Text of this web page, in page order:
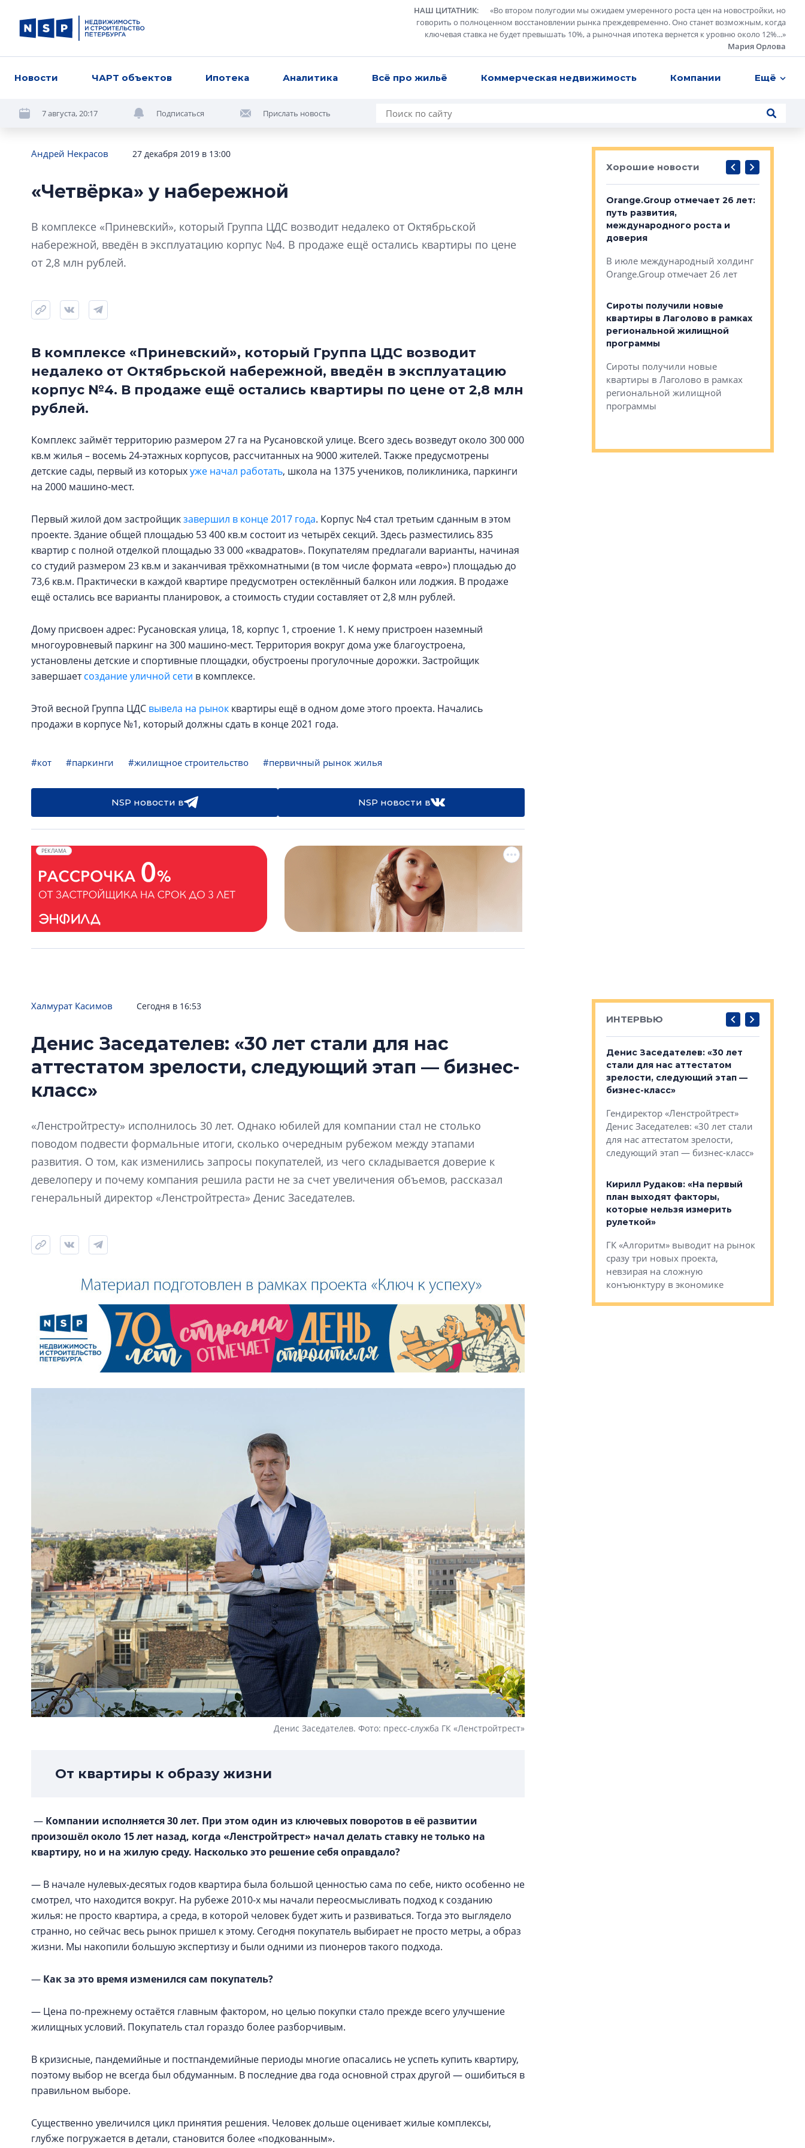
НАШ ЦИТАТНИК: «Во втором полугодии мы ожидаем умеренного роста цен на новостройки, но
говорить о полноценном восстановлении рынка преждевременно. Оно станет возможным, когда
ключевая ставка не будет превышать 10%, а рыночная ипотека вернется к уровню около 12%...»
Мария Орлова
Новости ЧАРТ объектов Ипотека Аналитика Всё про жильё Коммерческая недвижимость Компании Ещё
7 августа, 20:17 Подписаться Прислать новость
Андрей Некрасов 27 декабря 2019 в 13:00
«Четвёрка» у набережной
В комплексе «Приневский», который Группа ЦДС возводит недалеко от Октябрьской
набережной, введён в эксплуатацию корпус №4. В продаже ещё остались квартиры по цене
от 2,8 млн рублей.
В комплексе «Приневский», который Группа ЦДС возводит
недалеко от Октябрьской набережной, введён в эксплуатацию
корпус №4. В продаже ещё остались квартиры по цене от 2,8 млн
рублей.
Комплекс займёт территорию размером 27 га на Русановской улице. Всего здесь возведут около 300 000
кв.м жилья – восемь 24-этажных корпусов, рассчитанных на 9000 жителей. Также предусмотрены
детские сады, первый из которыхуже начал работать, школа на 1375 учеников, поликлиника, паркинги
на 2000 машино-мест.
Первый жилой дом застройщикзавершил в конце 2017 года. Корпус №4 стал третьим сданным в этом
проекте. Здание общей площадью 53 400 кв.м состоит из четырёх секций. Здесь разместились 835
квартир с полной отделкой площадью 33 000 «квадратов». Покупателям предлагали варианты, начиная
со студий размером 23 кв.м и заканчивая трёхкомнатными (в том числе формата «евро») площадью до
73,6 кв.м. Практически в каждой квартире предусмотрен остеклённый балкон или лоджия. В продаже
ещё остались все варианты планировок, а стоимость студии составляет от 2,8 млн рублей.
Дому присвоен адрес: Русановская улица, 18, корпус 1, строение 1. К нему пристроен наземный
многоуровневый паркинг на 300 машино-мест. Территория вокруг дома уже благоустроена,
установлены детские и спортивные площадки, обустроены прогулочные дорожки. Застройщик
завершаетсоздание уличной сети в комплексе.
Этой весной Группа ЦДС вывела на рынок квартиры ещё в одном доме этого проекта. Начались
продажи в корпусе №1, который должны сдать в конце 2021 года.
#кот #паркинги #жилищное строительство #первичный рынок жилья
NSP новости в NSP новости в
РЕКЛАМА
Хорошие новости
девятый сезон творческого
В Красногвардейском районе
Петербурга появился еще один
центр совмещенного образования
Orange.Group отмечает 26 лет:
путь развития,
международного роста и
доверия
В июле международный холдинг
Orange.Group отмечает 26 лет
Сироты получили новые
квартиры в Лаголово в рамках
региональной жилищной
программы
Сироты получили новые
квартиры в Лаголово в рамках
региональной жилищной
программы
Халмурат Касимов Сегодня в 16:53
Денис Заседателев: «30 лет стали для нас
аттестатом зрелости, следующий этап — бизнес-
класс»
«Ленстройтресту» исполнилось 30 лет. Однако юбилей для компании стал не столько
поводом подвести формальные итоги, сколько очередным рубежом между этапами
развития. О том, как изменились запросы покупателей, из чего складывается доверие к
девелоперу и почему компания решила расти не за счет увеличения объемов, рассказал
генеральный директор «Ленстройтреста» Денис Заседателев.
Денис Заседателев. Фото: пресс-служба ГК «Ленстройтрест»
От квартиры к образу жизни
— Компании исполняется 30 лет. При этом один из ключевых поворотов в её развитии
произошёл около 15 лет назад, когда «Ленстройтрест» начал делать ставку не только на
квартиру, но и на жилую среду. Насколько это решение себя оправдало?
— В начале нулевых-десятых годов квартира была большой ценностью сама по себе, никто особенно не
смотрел, что находится вокруг. На рубеже 2010-х мы начали переосмысливать подход к созданию
жилья: не просто квартира, а среда, в которой человек будет жить и развиваться. Тогда это выглядело
странно, но сейчас весь рынок пришел к этому. Сегодня покупатель выбирает не просто метры, а образ
жизни. Мы накопили большую экспертизу и были одними из пионеров такого подхода.
— Как за это время изменился сам покупатель?
— Цена по-прежнему остаётся главным фактором, но целью покупки стало прежде всего улучшение
жилищных условий. Покупатель стал гораздо более разборчивым.
В кризисные, пандемийные и постпандемийные периоды многие опасались не успеть купить квартиру,
поэтому выбор не всегда был обдуманным. В последние два года основной страх другой — ошибиться в
правильном выборе.
Существенно увеличился цикл принятия решения. Человек дольше оценивает жилые комплексы,
глубже погружается в детали, становится более «подкованным».
ИНТЕРВЬЮ
монотонной спальной окраине
Петербурга, будущем спальных
районов и инженерных ловушках
Сергей Софронов: «Хороший
в ГК «ПСК»
Денис Заседателев: «30 лет
стали для нас аттестатом
зрелости, следующий этап —
бизнес-класс»
Гендиректор «Ленстройтрест»
Денис Заседателев: «30 лет стали
для нас аттестатом зрелости,
следующий этап — бизнес-класс»
Кирилл Рудаков: «На первый
план выходят факторы,
которые нельзя измерить
рулеткой»
ГК «Алгоритм» выводит на рынок
сразу три новых проекта,
невзирая на сложную
конъюнктуру в экономике